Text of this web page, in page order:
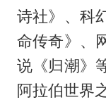
诗社》、科
命传奇》、
说《归潮》
阿拉伯世界